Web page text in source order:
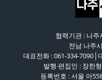
협력기관 : 나
전남 나주
대표전화 : 061-334-
발행·편집인 : 장한
등록번호 : 서울 아